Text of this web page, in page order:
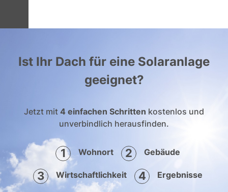
Ist Ihr Dach für eine Solaranlage
geeignet?
Jetzt mit 4 einfachen Schritten kostenlos und
unverbindlich herausfinden.
1 Wohnort 2 Gebäude
3 Wirtschaftlichkeit 4 Ergebnisse